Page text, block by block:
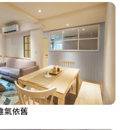
氣依舊